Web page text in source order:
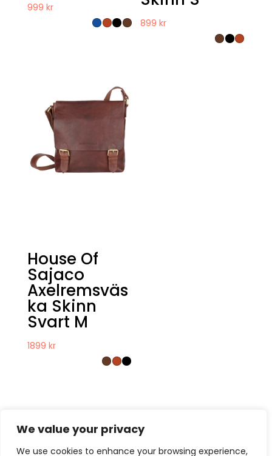
We value your privacy
We use cookies to enhance your browsing experience,
999 kr
899kr
House Of
Sajaco
Axelremsväs
ka Skinn
Svart M
1899 kr